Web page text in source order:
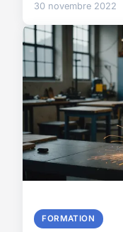
30 novembre 2022
FORMATION